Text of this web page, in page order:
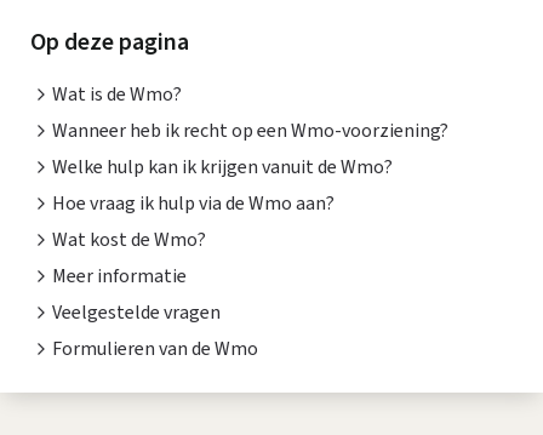
Op deze pagina
Wat is de Wmo?
Wanneer heb ik recht op een Wmo-voorziening?
Welke hulp kan ik krijgen vanuit de Wmo?
Hoe vraag ik hulp via de Wmo aan?
Wat kost de Wmo?
Meer informatie
Veelgestelde vragen
Formulieren van de Wmo